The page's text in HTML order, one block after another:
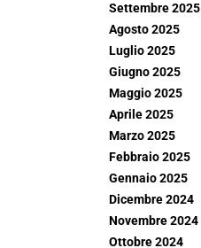
Settembre 2025
Agosto 2025
Luglio 2025
Giugno 2025
Maggio 2025
Aprile 2025
Marzo 2025
Febbraio 2025
Gennaio 2025
Dicembre 2024
Novembre 2024
Ottobre 2024